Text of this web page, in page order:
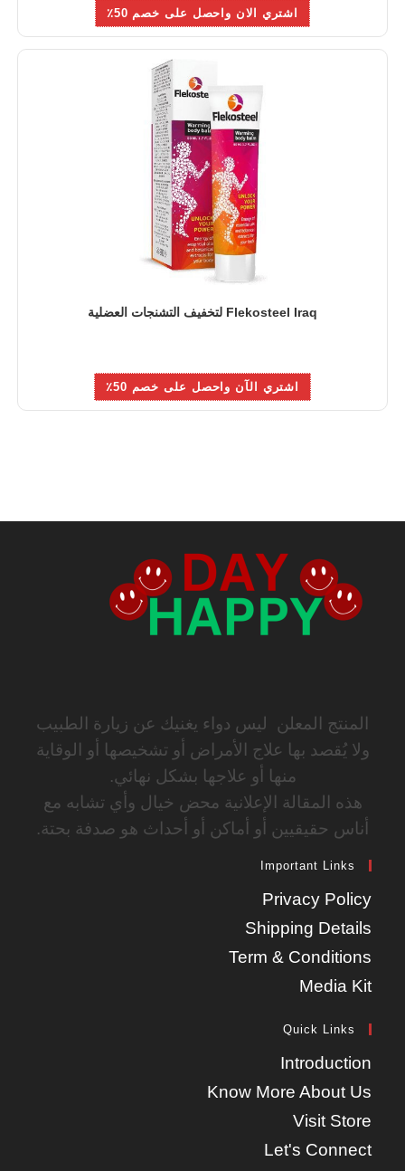
اشتري الان واحصل على خصم 50٪
Flekosteel Iraq لتخفيف التشنجات العضلية
اشتري الآن واحصل على خصم 50٪
المنتج المعلن ليس دواء يغنيك عن زيارة الطبيب
ولا يُقصد بها علاج الأمراض أو تشخيصها أو الوقاية
منها أو علاجها بشكل نهائي.
هذه المقالة الإعلانية محض خيال وأي تشابه مع
أناس حقيقيين أو أماكن أو أحداث هو صدفة بحتة.
Important Links
Privacy Policy
Shipping Details
Term & Conditions
Media Kit
Quick Links
Introduction
Know More About Us
Visit Store
Let's Connect